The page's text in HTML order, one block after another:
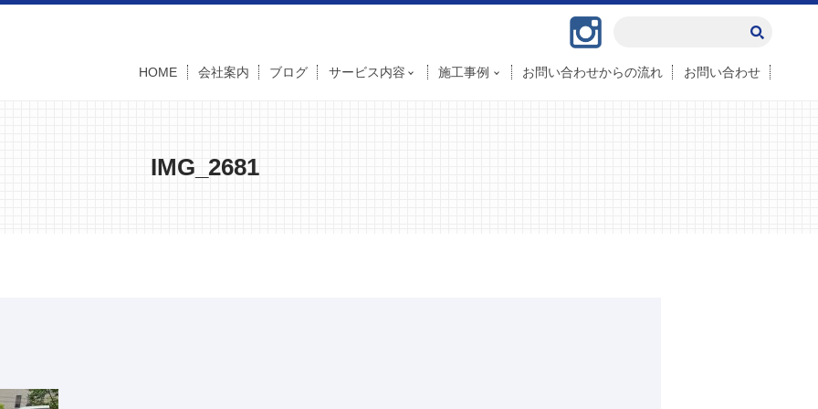
HOME 会社案内 ブログ サービス内容 施工事例 お問い合わせからの流れ お問い合わせ
IMG_2681